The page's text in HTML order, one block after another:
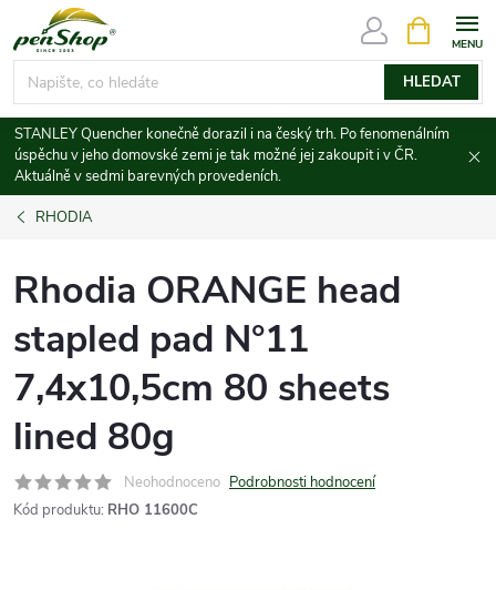
na
obsah
HLEDAT
NÁKUPNÍ
KOŠÍK
STANLEY Quencher konečně dorazil i na český trh. Po fenomenálním
úspěchu v jeho domovské zemi je tak možné jej zakoupit i v ČR.
Aktuálně v sedmi barevných provedeních.
RHODIA
Rhodia ORANGE head
stapled pad N°11
7,4x10,5cm 80 sheets
lined 80g
Neohodnoceno Podrobnosti hodnocení
Kód produktu: RHO 11600C